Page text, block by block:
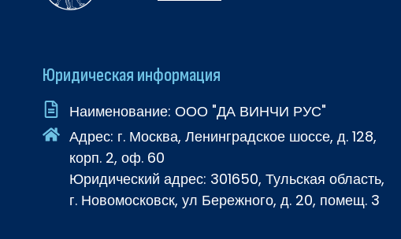
Юридическая информация
Наименование: ООО "ДА ВИНЧИ РУС"
Адрес: г. Москва, Ленинградское шоссе, д. 128,
корп. 2, оф. 60
Юридический адрес: 301650, Тульская область,
г. Новомосковск, ул Бережного, д. 20, помещ. 3